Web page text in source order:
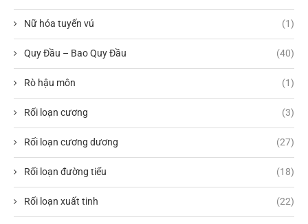
Nữ hóa tuyến vú (1)
Quy Đầu – Bao Quy Đầu (40)
Rò hậu môn (1)
Rối loạn cương (3)
Rối loạn cương dương (27)
Rối loạn đường tiểu (18)
Rối loạn xuất tinh (22)